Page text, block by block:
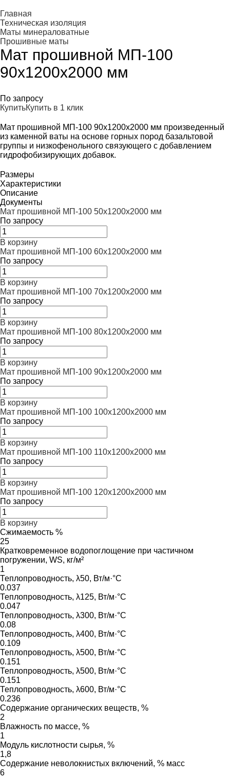
Главная
Техническая изоляция
Маты минераловатные
Прошивные маты
Мат прошивной МП-100
90х1200х2000 мм
По запросу
КупитьКупить в 1 клик
Мат прошивной МП-100 90х1200х2000 мм произведенный
из каменной ваты на основе горных пород базальтовой
группы и низкофенольного связующего с добавлением
гидрофобизирующих добавок.
Размеры
Характеристики
Описание
Документы
Мат прошивной МП-100 50х1200х2000 мм
По запросу
В корзину
Мат прошивной МП-100 60х1200х2000 мм
По запросу
В корзину
Мат прошивной МП-100 70х1200х2000 мм
По запросу
В корзину
Мат прошивной МП-100 80х1200х2000 мм
По запросу
В корзину
Мат прошивной МП-100 90х1200х2000 мм
По запросу
В корзину
Мат прошивной МП-100 100х1200х2000 мм
По запросу
В корзину
Мат прошивной МП-100 110х1200х2000 мм
По запросу
В корзину
Мат прошивной МП-100 120х1200х2000 мм
По запросу
В корзину
Сжимаемость %
25
Кратковременное водопоглощение при частичном
погружении, WS, кг/м²
1
Теплопроводность, λ50, Вт/м·°С
0.037
Теплопроводность, λ125, Вт/м·°С
0.047
Теплопроводность, λ300, Вт/м·°С
0.08
Теплопроводность, λ400, Вт/м·°С
0.109
Теплопроводность, λ500, Вт/м·°С
0.151
Теплопроводность, λ500, Вт/м·°С
0.151
Теплопроводность, λ600, Вт/м·°С
0.236
Содержание органических веществ, %
2
Влажность по массе, %
1
Модуль кислотности сырья, %
1,8
Содержание неволокнистых включений, % масс
6